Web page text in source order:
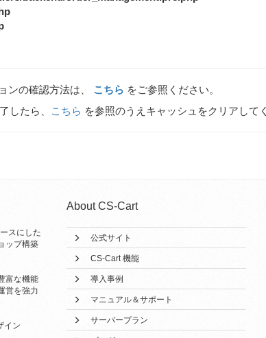
ンの確認方法は、 こちら をご参照ください。
したら、
こちら を参照のうえキャッシュをクリアして
スにした
ップ構築
富な機能
営を強力
イン
About CS-Cart
公式サイト
CS-Cart 機能
導入事例
マニュアル＆サポート
サーバープラン